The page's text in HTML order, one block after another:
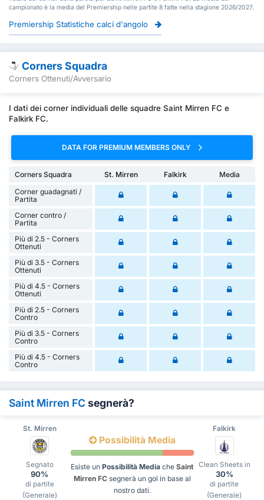
campionato è la media del Premiership nelle partite 8 fatte nella stagione 2026/2027.
Premiership Statistiche calci d'angolo
Corners Squadra
Corners Ottenuti/Avversario
I dati dei corner individuali delle squadre Saint Mirren FC e
Falkirk FC.
DATA FOR PREMIUM MEMBERS ONLY
Corners Squadra St. Mirren Falkirk
Media
Corner guadagnati /
Partita
Corner contro /
Partita
Più di 2.5 - Corners
Ottenuti
Più di 3.5 - Corners
Ottenuti
Più di 4.5 - Corners
Ottenuti
Più di 2.5 - Corners
Contro
Più di 3.5 - Corners
Contro
Più di 4.5 - Corners
Contro
Saint Mirren FC segnerà?
St. Mirren Falkirk
Segnato
90%
di partite
(Generale)
Possibilità Media
Esiste un Possibilità Media che Saint
Mirren FCsegnerà un gol in base al
nostro dati.
Clean Sheets in
30%
di partite
(Generale)